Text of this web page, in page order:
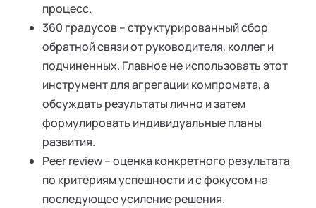
процесс.
360 градусов – структурированный сбор
обратной связи от руководителя, коллег и
подчиненных. Главное не использовать этот
инструмент для агрегации компромата, а
обсуждать результаты лично и затем
формулировать индивидуальные планы
развития.
Peer review – оценка конкретного результата
по критериям успешности и с фокусом на
последующее усиление решения.